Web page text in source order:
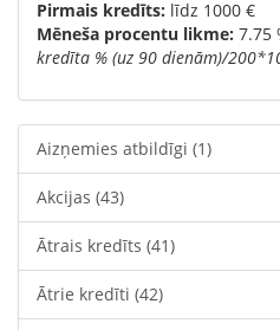
Pirmais kredīts: līdz 1000 €
Mēneša procentu likme: 7.75
kredīta % (uz 90 dienām)/
Aizņemies atbildīgi (1)
Akcijas (43)
Ātrais kredīts (41)
Ātrie kredīti (42)